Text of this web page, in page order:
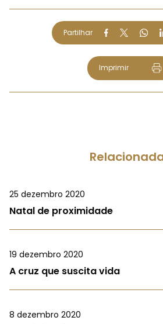
Partilhar
Imprimir
25 dezembro 2020
Natal de proximidade
19 dezembro 2020
A cruz que suscita vida
8 dezembro 2020